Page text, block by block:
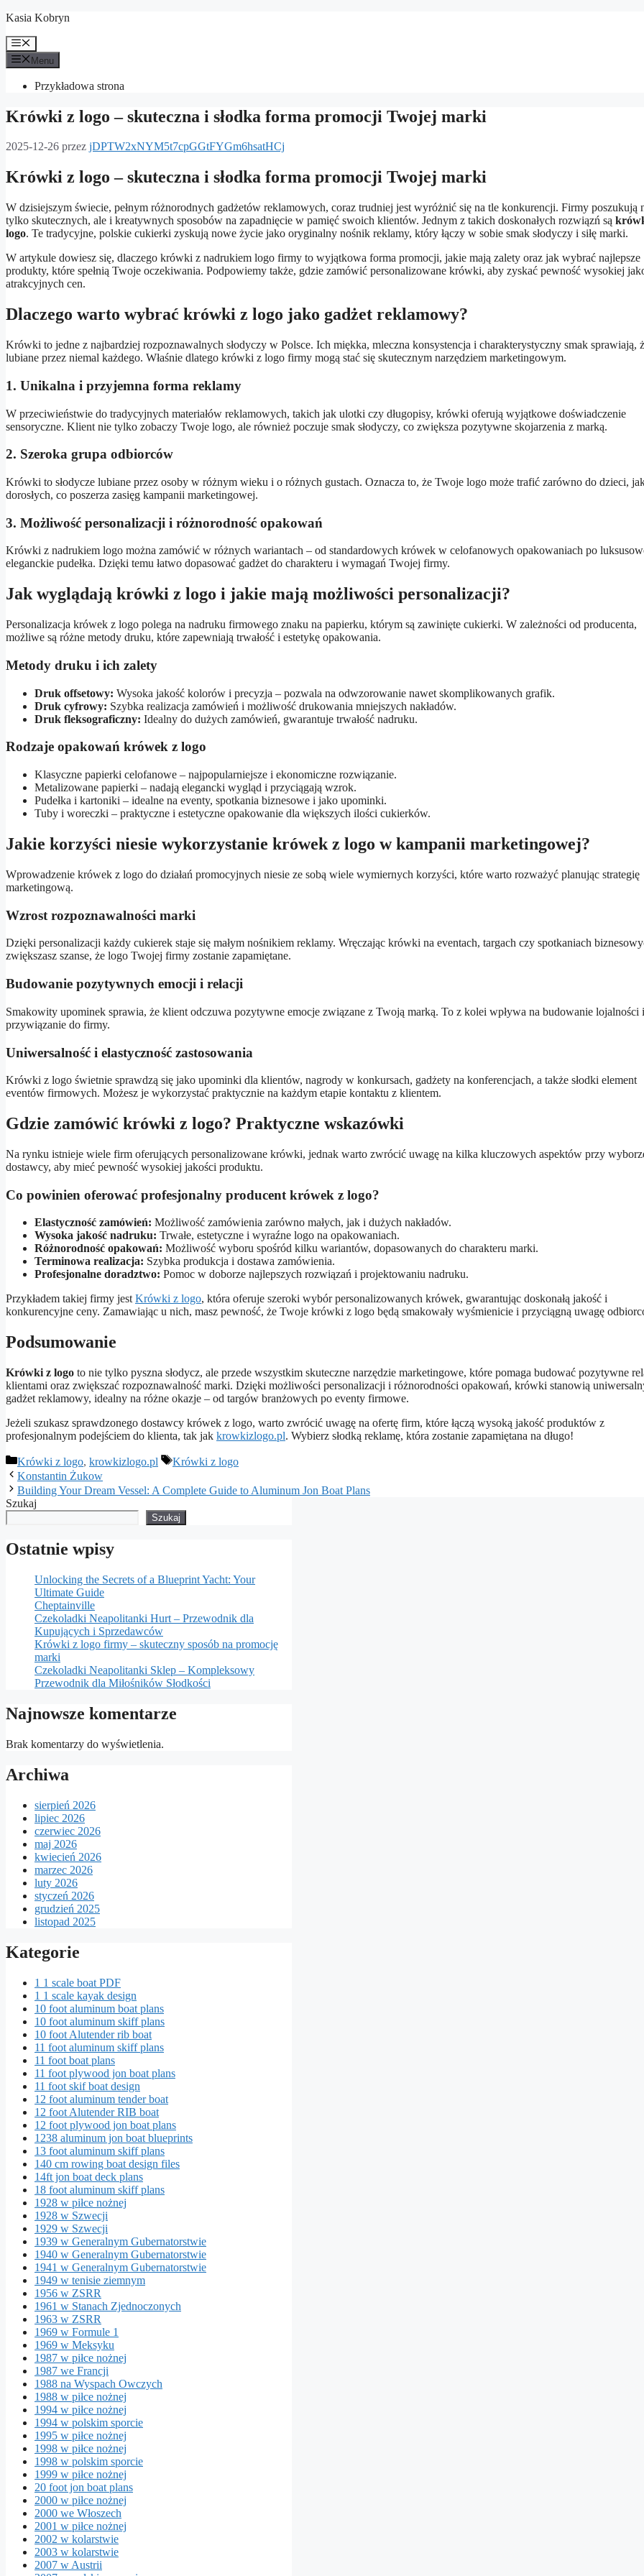
Przejdź
treści
Kasia Kobryn
Menu
Menu
Przykładowa strona
Krówki z logo – skuteczna i słodka forma promocji Twojej marki
2025-12-26 przez jDPTW2xNYM5t7cpGGtFYGm6hsatHCj
Krówki z logo – skuteczna i słodka forma promocji Twojej marki
W dzisiejszym świecie, pełnym różnorodnych gadżetów reklamowych, coraz trudniej jest wyróżnić się na tle konkurencji. Firmy poszukują
tylko skutecznych, ale i kreatywnych sposobów na zapadnięcie w pamięć swoich klientów. Jednym z takich doskonałych rozwiązń są
logo. Te tradycyjne, polskie cukierki zyskują nowe życie jako oryginalny nośnik reklamy, który łączy w sobie smak słodyczy i siłę marki.
W artykule dowiesz się, dlaczego krówki z nadrukiem logo firmy to wyjątkowa forma promocji, jakie mają zalety oraz jak wybrać najlepsze
produkty, które spełnią Twoje oczekiwania. Podpowiemy także, gdzie zamówić personalizowane krówki, aby zyskać pewność wysokiej
atrakcyjnych cen.
Dlaczego warto wybrać krówki z logo jako gadżet reklamowy?
Krówki to jedne z najbardziej rozpoznawalnych słodyczy w Polsce. Ich miękka, mleczna konsystencja i charakterystyczny smak sprawiają,
lubiane przez niemal każdego. Właśnie dlatego krówki z logo firmy mogą stać się skutecznym narzędziem marketingowym.
1. Unikalna i przyjemna forma reklamy
W przeciwieństwie do tradycyjnych materiałów reklamowych, takich jak ulotki czy długopisy, krówki oferują wyjątkowe doświadczenie
sensoryczne. Klient nie tylko zobaczy Twoje logo, ale również poczuje smak słodyczy, co zwiększa pozytywne skojarzenia z marką.
2. Szeroka grupa odbiorców
Krówki to słodycze lubiane przez osoby w różnym wieku i o różnych gustach. Oznacza to, że Twoje logo może trafić zarówno do dzieci,
dorosłych, co poszerza zasięg kampanii marketingowej.
3. Możliwość personalizacji i różnorodność opakowań
Krówki z nadrukiem logo można zamówić w różnych wariantach – od standardowych krówek w celofanowych opakowaniach po
eleganckie pudełka. Dzięki temu łatwo dopasować gadżet do charakteru i wymagań Twojej firmy.
Jak wyglądają krówki z logo i jakie mają możliwości personalizacji?
Personalizacja krówek z logo polega na nadruku firmowego znaku na papierku, którym są zawinięte cukierki. W zależności od producenta,
możliwe są różne metody druku, które zapewniają trwałość i estetykę opakowania.
Metody druku i ich zalety
Druk offsetowy: Wysoka jakość kolorów i precyzja – pozwala na odwzorowanie nawet skomplikowanych grafik.
Druk cyfrowy: Szybka realizacja zamówień i możliwość drukowania mniejszych nakładów.
Druk fleksograficzny: Idealny do dużych zamówień, gwarantuje trwałość nadruku.
Rodzaje opakowań krówek z logo
Klasyczne papierki celofanowe – najpopularniejsze i ekonomiczne rozwiązanie.
Metalizowane papierki – nadają elegancki wygląd i przyciągają wzrok.
Pudełka i kartoniki – idealne na eventy, spotkania biznesowe i jako upominki.
Tuby i woreczki – praktyczne i estetyczne opakowanie dla większych ilości cukierków.
Jakie korzyści niesie wykorzystanie krówek z logo w kampanii marketingowej?
Wprowadzenie krówek z logo do działań promocyjnych niesie ze sobą wiele wymiernych korzyści, które warto rozważyć planując strategię
marketingową.
Wzrost rozpoznawalności marki
Dzięki personalizacji każdy cukierek staje się małym nośnikiem reklamy. Wręczając krówki na eventach, targach czy spotkaniach
zwiększasz szanse, że logo Twojej firmy zostanie zapamiętane.
Budowanie pozytywnych emocji i relacji
Smakowity upominek sprawia, że klient odczuwa pozytywne emocje związane z Twoją marką. To z kolei wpływa na budowanie lojalności i
przywiązanie do firmy.
Uniwersalność i elastyczność zastosowania
Krówki z logo świetnie sprawdzą się jako upominki dla klientów, nagrody w konkursach, gadżety na konferencjach, a także słodki element
eventów firmowych. Możesz je wykorzystać praktycznie na każdym etapie kontaktu z klientem.
Gdzie zamówić krówki z logo? Praktyczne wskazówki
Na rynku istnieje wiele firm oferujących personalizowane krówki, jednak warto zwrócić uwagę na kilka kluczowych aspektów przy
dostawcy, aby mieć pewność wysokiej jakości produktu.
Co powinien oferować profesjonalny producent krówek z logo?
Elastyczność zamówień: Możliwość zamówienia zarówno małych, jak i dużych nakładów.
Wysoka jakość nadruku: Trwałe, estetyczne i wyraźne logo na opakowaniach.
Różnorodność opakowań: Możliwość wyboru spośród kilku wariantów, dopasowanych do charakteru marki.
Terminowa realizacja: Szybka produkcja i dostawa zamówienia.
Profesjonalne doradztwo: Pomoc w doborze najlepszych rozwiązań i projektowaniu nadruku.
Przykładem takiej firmy jestKrówki z logo, która oferuje szeroki wybór personalizowanych krówek, gwarantując doskonałą jakość i
konkurencyjne ceny. Zamawiając u nich, masz pewność, że Twoje krówki z logo będą smakowały wyśmienicie i przyciągną uwagę
Podsumowanie
Krówki z logo to nie tylko pyszna słodycz, ale przede wszystkim skuteczne narzędzie marketingowe, które pomaga budować pozytywne
klientami oraz zwiększać rozpoznawalność marki. Dzięki możliwości personalizacji i różnorodności opakowań, krówki stanowią
gadżet reklamowy, idealny na różne okazje – od targów branżowych po eventy firmowe.
Jeżeli szukasz sprawdzonego dostawcy krówek z logo, warto zwrócić uwagę na ofertę firm, które łączą wysoką jakość produktów z
profesjonalnym podejściem do klienta, tak jak krowkizlogo.pl. Wybierz słodką reklamę, która zostanie zapamiętana na długo!
Kategorie
Krówki z logo, krowkizlogo.pl Tagi
Krówki z logo
Konstantin Żukow
Building Your Dream Vessel: A Complete Guide to Aluminum Jon Boat Plans
Szukaj
Szukaj
Ostatnie wpisy
Unlocking the Secrets of a Blueprint Yacht: Your
Ultimate Guide
Cheptainville
Czekoladki Neapolitanki Hurt – Przewodnik dla
Kupujących i Sprzedawców
Krówki z logo firmy – skuteczny sposób na promocję
marki
Czekoladki Neapolitanki Sklep – Kompleksowy
Przewodnik dla Miłośników Słodkości
Najnowsze komentarze
Brak komentarzy do wyświetlenia.
Archiwa
sierpień 2026
lipiec 2026
czerwiec 2026
maj 2026
kwiecień 2026
marzec 2026
luty 2026
styczeń 2026
grudzień 2025
listopad 2025
Kategorie
1 1 scale boat PDF
1 1 scale kayak design
10 foot aluminum boat plans
10 foot aluminum skiff plans
10 foot Alutender rib boat
11 foot aluminum skiff plans
11 foot boat plans
11 foot plywood jon boat plans
11 foot skif boat design
12 foot aluminum tender boat
12 foot Alutender RIB boat
12 foot plywood jon boat plans
1238 aluminum jon boat blueprints
13 foot aluminum skiff plans
140 cm rowing boat design files
14ft jon boat deck plans
18 foot aluminum skiff plans
1928 w piłce nożnej
1928 w Szwecji
1929 w Szwecji
1939 w Generalnym Gubernatorstwie
1940 w Generalnym Gubernatorstwie
1941 w Generalnym Gubernatorstwie
1949 w tenisie ziemnym
1956 w ZSRR
1961 w Stanach Zjednoczonych
1963 w ZSRR
1969 w Formule 1
1969 w Meksyku
1987 w piłce nożnej
1987 we Francji
1988 na Wyspach Owczych
1988 w piłce nożnej
1994 w piłce nożnej
1994 w polskim sporcie
1995 w piłce nożnej
1998 w piłce nożnej
1998 w polskim sporcie
1999 w piłce nożnej
20 foot jon boat plans
2000 w piłce nożnej
2000 we Włoszech
2001 w piłce nożnej
2002 w kolarstwie
2003 w kolarstwie
2007 w Austrii